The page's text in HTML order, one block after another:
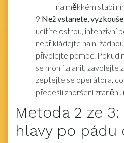
na měkkém
9 Než vstanete,
ucítíte ostrou, intenzivní
nepřikládejte na ni
přivolejte pomoc. Pokud
se mohli zranit, zavolejte
zeptejte se operátora,
předešli zhoršení zranění.
Metoda 2 ze 3:
hlavy po pádu